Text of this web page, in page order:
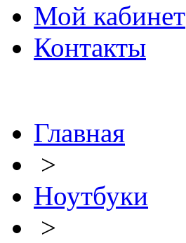
Мой кабинет
Контакты
Главная
>
Ноутбуки
>